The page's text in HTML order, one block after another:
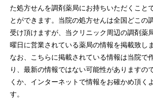
た処方せんを調剤薬局にお持ちいただくこと
とができます。当院の処方せんは全国どこの
受け頂けますが、当クリニック周辺の調剤薬
曜日に営業されている薬局の情報を掲載致しま
なお、こちらに掲載されている情報は当院で
り、最新の情報ではない可能性がありますの
くか、インターネットで情報をお確かめ頂く
す。